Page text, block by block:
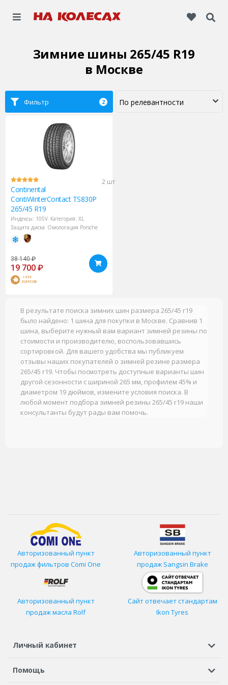
Зимние шины 265/45 R19
в Москве
Фильтр 2
2 шт
Continental
ContiWinterContact TS830P
265/45 R19
Индексы: 105V Категория: XL
Защита диска Омологация Porsche
38 140 ₽
19 700 ₽
+394
БОНУСОВ
В результате поиска зимних шин размера 265/45 r19
было найдено: 1 шина для покупки в Москве. Сравнив 1
шина, выберите нужный вам вариант зимней резины по
стоимости и производителю, воспользовавшись
сортировкой. Для вашего удобства мы публикуем
отзывы наших покупателей о зимней резине размера
265/45 r19. Чтобы посмотреть доступные варианты шин
другой сезонности с шириной 265 мм, профилем 45% и
диаметром 19 дюймов, измените условия поиска. В
любой момент подбора зимней резины 265/45 r19 наши
консультанты будут рады вам помочь.
Авторизованный пункт
продаж фильтров Comi One
Авторизованный пункт
продаж Sangsin Brake
Авторизованный пункт
продаж масла Rolf
Сайт отвечает стандартам
Ikon Tyres
Личный кабинет
Регистрация или вход
Помощь